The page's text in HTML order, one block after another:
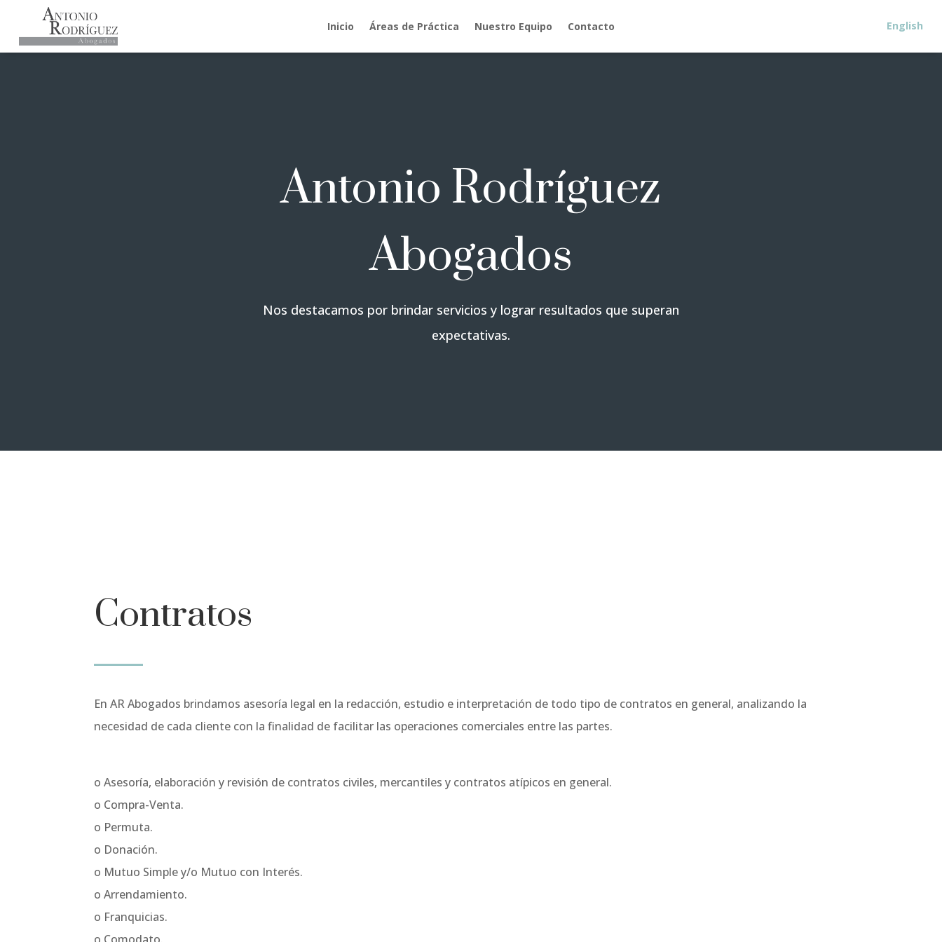
Inicio Áreas de Práctica Nuestro Equipo Contacto English
Antonio Rodríguez
Abogados
Nos destacamos por brindar servicios y lograr resultados que superan
expectativas.
Contratos
En AR Abogados brindamos asesoría legal en la redacción, estudio e interpretación de todo tipo de contratos en general, analizando la
necesidad de cada cliente con la finalidad de facilitar las operaciones comerciales entre las partes.
o Asesoría, elaboración y revisión de contratos civiles, mercantiles y contratos atípicos en general.
o Compra-Venta.
o Permuta.
o Donación.
o Mutuo Simple y/o Mutuo con Interés.
o Arrendamiento.
o Franquicias.